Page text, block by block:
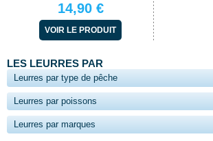
14,90 €
VOIR LE PRODUIT
LES LEURRES PAR
Leurres par type de pêche
Leurres par poissons
Leurres par marques